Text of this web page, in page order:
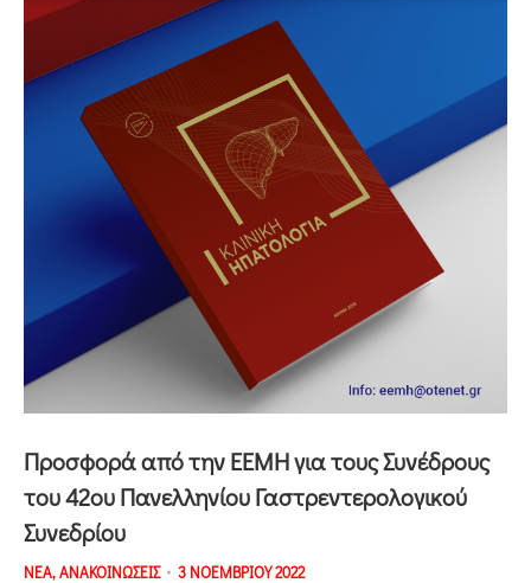
Προσφορά από την ΕΕΜΗ για τους Συνέδρους
του 42ου Πανελληνίου Γαστρεντερολογικού
Συνεδρίου
ΝΕΑ,ΑΝΑΚΟΙΝΩΣΕΙΣ 3 ΝΟΕΜΒΡΙΟΥ 2022